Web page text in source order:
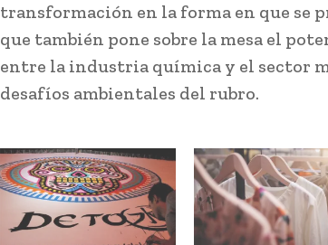
transformación en la forma en que se
que también pone sobre la mesa el
entre la industria química y el sector
desafíos ambientales del rubro.